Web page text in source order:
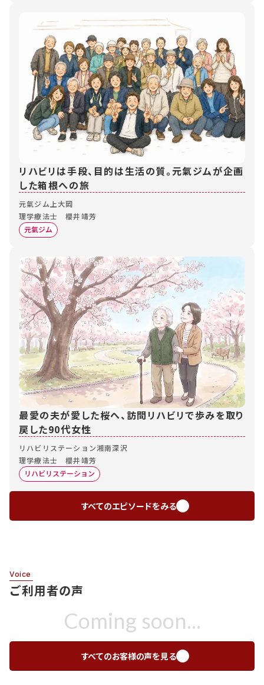
リハビリは手段、目的は生活の質。元氣ジムが企画
した箱根への旅
元氣ジム上大岡
理学療法士 櫻井靖芳
元氣ジム
最愛の夫が愛した桜へ、訪問リハビリで歩みを取り
戻した90代女性
リハビリステーション湘南深沢
理学療法士 櫻井靖芳
リハビリステーション
すべてのエピソードをみる
Voice
ご利用者の声
Coming soon...
すべてのお客様の声を見る